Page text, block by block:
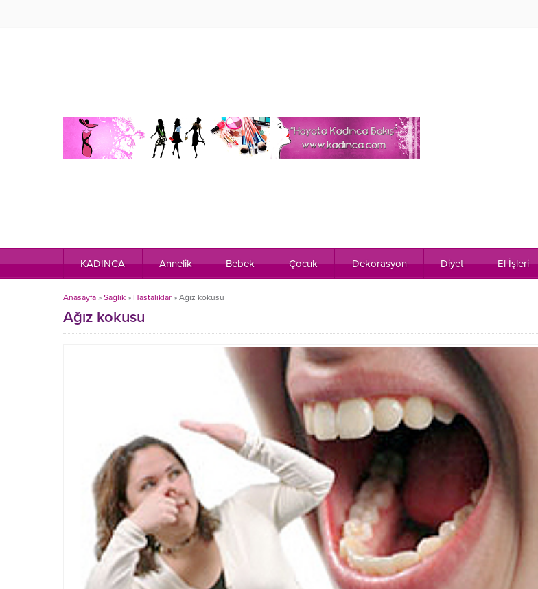
KADINCA Annelik Bebek Çocuk Dekorasyon Diyet El İşleri
Anasayfa » Sağlık » Hastalıklar » Ağız kokusu
Ağız kokusu